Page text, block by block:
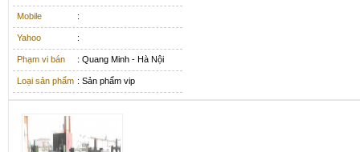
Mobile :
Yahoo :
Phạm vi bán : Quang Minh - Hà Nội
Loại sản phẩm : Sản phẩm vip